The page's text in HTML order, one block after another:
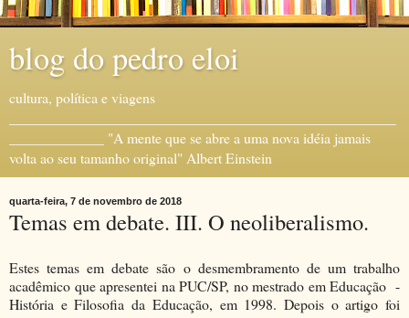
blog do pedro eloi
cultura, política e viagens
_____________ "A mente que se abre a uma nova idéia jamais
volta ao seu tamanho original" Albert Einstein
quarta-feira, 7 de novembro de 2018
Temas em debate. III. O neoliberalismo.
Estes temas em debate são o desmembramento de um trabalho
acadêmico que apresentei na PUC/SP, no mestrado em Educação -
História e Filosofia da Educação, em 1998. Depois o artigo foi